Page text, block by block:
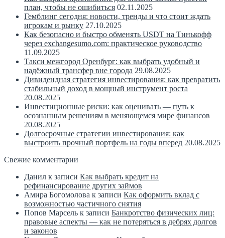
план, чтобы не ошибиться 02.11.2025
Гемблинг сегодня: новости, тренды и что стоит ждать
игрокам и рынку 27.10.2025
Как безопасно и быстро обменять USDT на Тинькофф
через exchangesumo.com: практическое руководство
11.09.2025
Такси межгород Оренбург: как выбрать удобный и
надёжный трансфер вне города 29.08.2025
Дивидендная стратегия инвестирования: как превратить
стабильный доход в мощный инструмент роста
20.08.2025
Инвестиционные риски: как оценивать — путь к
осознанным решениям в меняющемся мире финансов
20.08.2025
Долгосрочные стратегии инвестирования: как
выстроить прочный портфель на годы вперед 20.08.2025
Свежие комментарии
Данил к записи Как выбрать кредит на
рефинансирование других займов
Амира Богомолова к записи Как оформить вклад с
возможностью частичного снятия
Попов Марсель к записи Банкротство физических лиц:
правовые аспекты — как не потеряться в дебрях долгов
и законов